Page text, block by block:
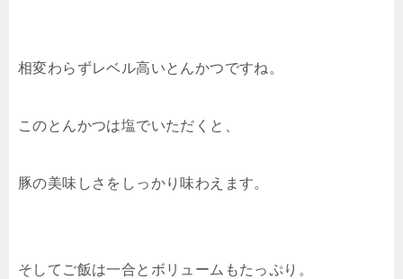
相変わらずレベル高いとんかつですね。
このとんかつは塩でいただくと、
豚の美味しさをしっかり味わえます。
そしてご飯は一合とボリュームもたっぷり。